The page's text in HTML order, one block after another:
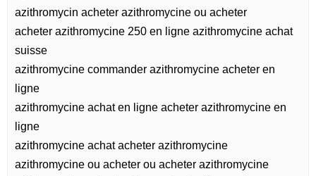
azithromycin acheter azithromycine ou acheter
acheter azithromycine 250 en ligne azithromycine achat
suisse
azithromycine commander azithromycine acheter en
ligne
azithromycine achat en ligne acheter azithromycine en
ligne
azithromycine achat acheter azithromycine
azithromycine ou acheter ou acheter azithromycine